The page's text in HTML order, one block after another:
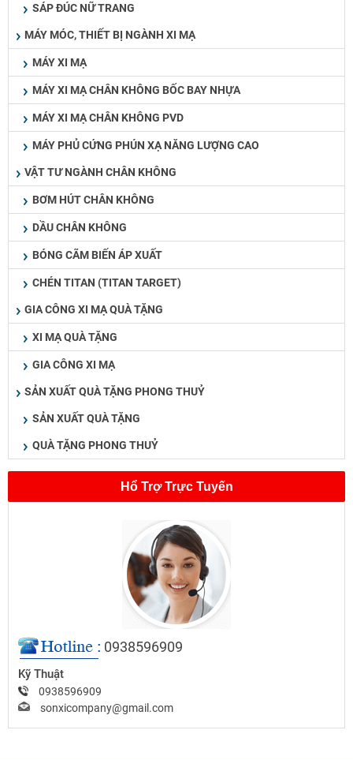
SÁP ĐÚC NỮ TRANG
MÁY MÓC, THIẾT BỊ NGÀNH XI MẠ
MÁY XI MẠ
MÁY XI MẠ CHÂN KHÔNG BỐC BAY NHỰA
MÁY XI MẠ CHÂN KHÔNG PVD
MÁY PHỦ CỨNG PHÚN XẠ NĂNG LƯỢNG CAO
VẬT TƯ NGÀNH CHÂN KHÔNG
BƠM HÚT CHÂN KHÔNG
DẦU CHÂN KHÔNG
BÓNG CÃM BIẾN ÁP XUẤT
CHÉN TITAN (TITAN TARGET)
GIA CÔNG XI MẠ QUÀ TẶNG
XI MẠ QUÀ TẶNG
GIA CÔNG XI MẠ
SẢN XUẤT QUÀ TẶNG PHONG THUỶ
SẢN XUẤT QUÀ TẶNG
QUÀ TẶNG PHONG THUỶ
Hổ Trợ Trực Tuyến
0938596909
Kỹ Thuật
0938596909
sonxicompany@gmail.com